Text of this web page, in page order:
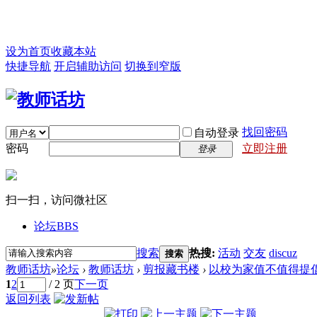
设为首页收藏本站
快捷导航 开启辅助访问 切换到窄版
自动登录 找回密码
密码
登录 立即注册
扫一扫，访问微社区
论坛BBS
搜索 搜索 热搜: 活动 交友 discuz
教师话坊»论坛 › 教师话坊 › 剪报藏书楼 › 以校为家值不值得提
12 / 2 页下一页
返回列表